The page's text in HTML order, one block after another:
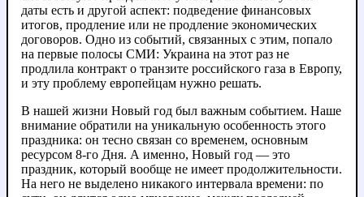
даты есть и другой аспект: подведение финансовых
итогов, продление или не продление экономических
договоров. Одно из событий, связанных с этим, попало
на первые полосы СМИ: Украина на этот раз не
продлила контракт о транзите российского газа в Европу,
и эту проблему европейцам нужно решать.
В нашей жизни Новый год был важным событием. Наше
внимание обратили на уникальную особенность этого
праздника: он тесно связан со временем, основным
ресурсом 8-го Дня. А именно, Новый год — это
праздник, который вообще не имеет продолжительности.
На него не выделено никакого интервала времени: по